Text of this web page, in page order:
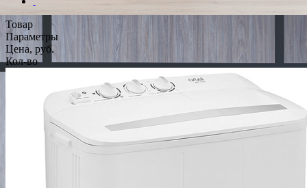
Товар
Параметры
Цена, руб.
Кол-во